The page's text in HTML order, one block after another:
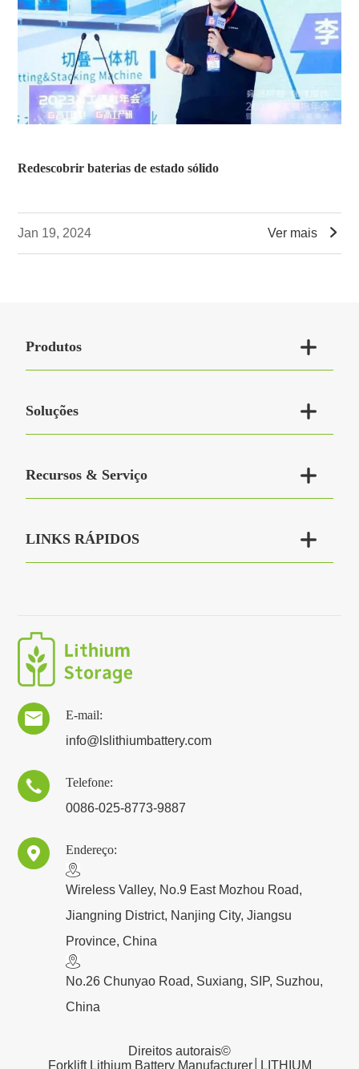
Redescobrir baterias de estado sólido
Jan 19, 2024 Ver mais 
Produtos 
Soluções 
Recursos & Serviço 
LINKS RÁPIDOS 

E-mail:
info@lslithiumbattery.com

Telefone:
0086-025-8773-9887
 Endereço:
​Wireless Valley, No.9 East Mozhou Road,
Jiangning District, Nanjing City, Jiangsu
Province, China
No.26 Chunyao Road, Suxiang, SIP, Suzhou,
China
Direitos autorais©
Forklift Lithium Battery Manufacturer│LITHIUM